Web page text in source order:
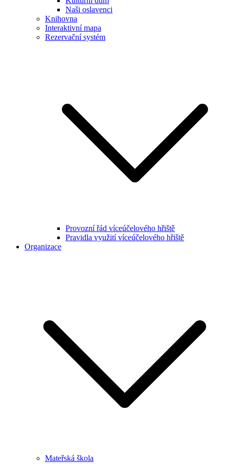
Naši oslavenci
Knihovna
Interaktivní mapa
Rezervační systém
Provozní řád víceúčelového hřiště
Pravidla využití víceúčelového hřiště
Organizace
Mateřská škola